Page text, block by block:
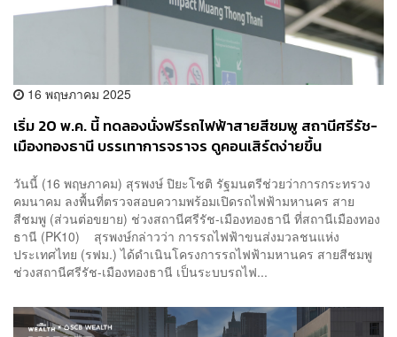
16 พฤษภาคม 2025
เริ่ม 20 พ.ค. นี้ ทดลองนั่งฟรีรถไฟฟ้าสายสีชมพู สถานีศรีรัช-
เมืองทองธานี บรรเทาการจราจร ดูคอนเสิร์ตง่ายขึ้น
วันนี้ (16 พฤษภาคม) สุรพงษ์ ปิยะโชติ รัฐมนตรีช่วยว่าการกระทรวง
คมนาคม ลงพื้นที่ตรวจสอบความพร้อมเปิดรถไฟฟ้ามหานคร สาย
สีชมพู (ส่วนต่อขยาย) ช่วงสถานีศรีรัช-เมืองทองธานี ที่สถานีเมืองทอง
ธานี (PK10) สุรพงษ์กล่าวว่า การรถไฟฟ้าขนส่งมวลชนแห่ง
ประเทศไทย (รฟม.) ได้ดำเนินโครงการรถไฟฟ้ามหานคร สายสีชมพู
ช่วงสถานีศรีรัช-เมืองทองธานี เป็นระบบรถไฟ...